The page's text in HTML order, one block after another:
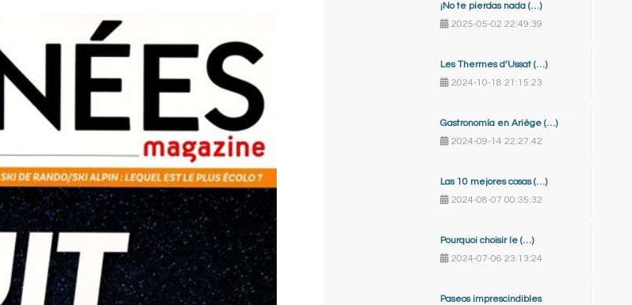
¡No te pierdas nada (…)
2025-05-02 22:49:39
Les Thermes d’Ussat (…)
2024-10-18 21:15:23
Gastronomía en Ariège (…)
2024-09-14 22:27:42
Las 10 mejores cosas (…)
2024-08-07 00:35:32
Pourquoi choisir le (…)
2024-07-06 23:13:24
Paseos imprescindibles